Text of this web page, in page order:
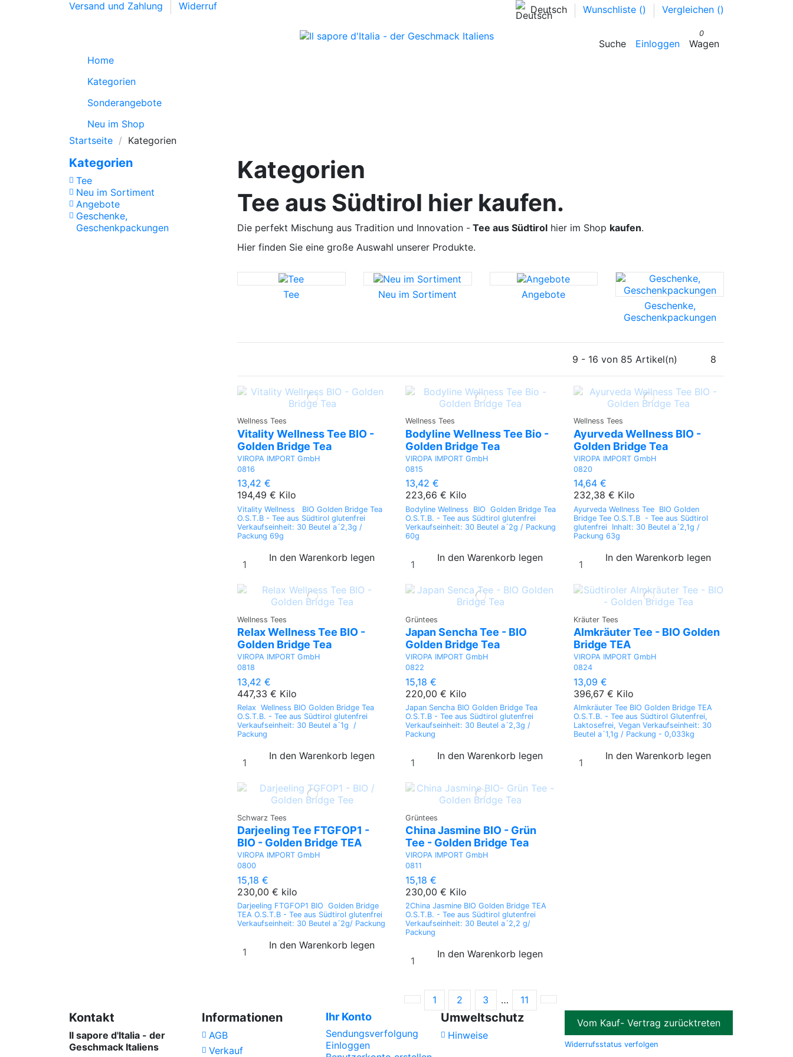
Versand und Zahlung Widerruf Deutsch Wunschliste () Vergleichen ()
Suche Einloggen
0
Wagen
Home
Kategorien
Sonderangebote
Neu im Shop
Startseite
Kategorien
Kategorien
Tee aus Südtirol hier kaufen.
Die perfekt Mischung aus Tradition und Innovation - Tee aus Südtirol hier im Shop kaufen.
Hier finden Sie eine große Auswahl unserer Produkte.
Tee Neu im Sortiment
Angebote
Geschenke,
Geschenkpackungen
9 - 16 von 85 Artikel(n) 8
Wellness Tees
Vitality Wellness Tee BIO -
Golden Bridge Tea
VIROPA IMPORT GmbH
0816
13,42 €
194,49 € Kilo
Vitality Wellness BIO Golden Bridge Tea
O.S.T.B - Tee aus Südtirol glutenfrei
Verkaufseinheit: 30 Beutel a´2,3g /
Packung 69g
In den Warenkorb legen
Wellness Tees
Bodyline Wellness Tee Bio -
Golden Bridge Tea
VIROPA IMPORT GmbH
0815
13,42 €
223,66 € Kilo
Bodyline Wellness BIO Golden Bridge Tea
O.S.T.B. - Tee aus Südtirol glutenfrei
Verkaufseinheit: 30 Beutel a´2g / Packung
60g
In den Warenkorb legen
Wellness Tees
Ayurveda Wellness BIO -
Golden Bridge Tea
VIROPA IMPORT GmbH
0820
14,64 €
232,38 € Kilo
Ayurveda Wellness Tee BIO Golden
Bridge Tee O.S.T.B - Tee aus Südtirol
glutenfrei Inhalt: 30 Beutel a´2,1g /
Packung 63g
In den Warenkorb legen
Wellness Tees
Relax Wellness Tee BIO -
Golden Bridge Tea
VIROPA IMPORT GmbH
0818
13,42 €
447,33 € Kilo
Relax Wellness BIO Golden Bridge Tea
O.S.T.B. - Tee aus Südtirol glutenfrei
Verkaufseinheit: 30 Beutel a´1g /
Packung
In den Warenkorb legen
Grüntees
Japan Sencha Tee - BIO
Golden Bridge Tea
VIROPA IMPORT GmbH
0822
15,18 €
220,00 € Kilo
Japan Sencha BIO Golden Bridge Tea
O.S.T.B - Tee aus Südtirol glutenfrei
Verkaufseinheit: 30 Beutel a´2,3g /
Packung
In den Warenkorb legen
Kräuter Tees
Almkräuter Tee - BIO Golden
Bridge TEA
VIROPA IMPORT GmbH
0824
13,09 €
396,67 € Kilo
Almkräuter Tee BIO Golden Bridge TEA
O.S.T.B. - Tee aus Südtirol Glutenfrei,
Laktosefrei, Vegan Verkaufseinheit: 30
Beutel a´1,1g / Packung - 0,033kg
In den Warenkorb legen
Schwarz Tees
Darjeeling Tee FTGFOP1 -
BIO - Golden Bridge TEA
VIROPA IMPORT GmbH
0800
15,18 €
230,00 € kilo
Darjeeling FTGFOP1 BIO Golden Bridge
TEA O.S.T.B - Tee aus Südtirol glutenfrei
Verkaufseinheit: 30 Beutel a´2g/ Packung
In den Warenkorb legen
Grüntees
China Jasmine BIO - Grün
Tee - Golden Bridge Tea
VIROPA IMPORT GmbH
0811
15,18 €
230,00 € Kilo
2China Jasmine BIO Golden Bridge TEA
O.S.T.B. - Tee aus Südtirol glutenfrei
Verkaufseinheit: 30 Beutel a´2,2 g/
Packung
In den Warenkorb legen
1 2 3 … 11
Kategorien
Tee
Neu im Sortiment
Angebote
Geschenke,
Geschenkpackungen
Kontakt
Il sapore d'Italia - der
Geschmack Italiens
Informationen
AGB
Verkauf
Ihr Konto
Sendungsverfolgung
Einloggen
Umweltschutz
Hinweise
Vom Kauf- Vertrag zurücktreten
Widerrufsstatus verfolgen